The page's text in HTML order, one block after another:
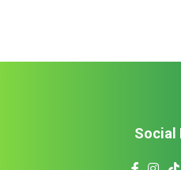
Social